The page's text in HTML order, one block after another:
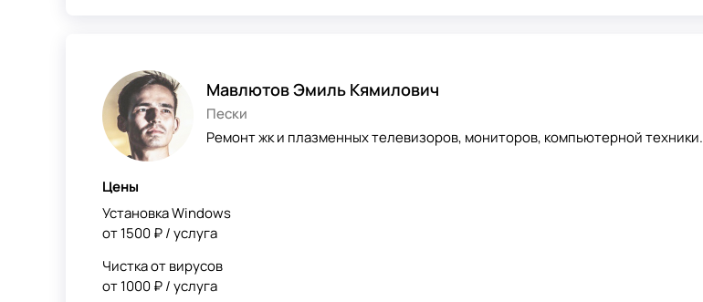
Мавлютов Эмиль Кямилович
Пески
Ремонт жк и плазменных телевизоров, мониторов, компьютерной техники.
Цены
Установка Windows
от 1500 ₽ / услуга
Чистка от вирусов
от 1000 ₽ / услуга